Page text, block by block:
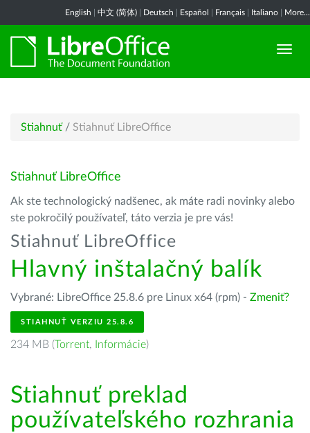
English 中文 (简体) Deutsch Español Français Italiano More...
Stiahnuť / Stiahnuť LibreOffice
Stiahnuť LibreOffice
Ak ste technologický nadšenec, ak máte radi novinky alebo
ste pokročilý používateľ, táto verzia je pre vás!
Stiahnuť LibreOffice
Hlavný inštalačný balík
Vybrané: LibreOffice 25.8.6 pre Linux x64 (rpm) - Zmeniť?
STIAHNUŤ VERZIU 25.8.6
234 MB (Torrent, Informácie)
Stiahnuť preklad
používateľského rozhrania